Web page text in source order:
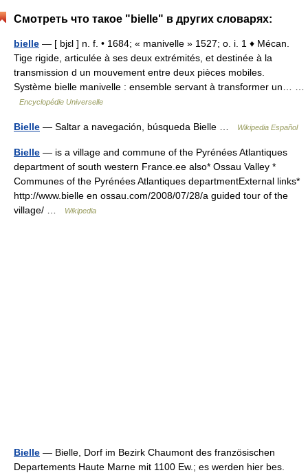
Смотреть что такое "bielle" в других словарях:
bielle — [ bjɛl ] n. f. • 1684; « manivelle » 1527; o. i. 1 ♦ Mécan.
Tige rigide, articulée à ses deux extrémités, et destinée à la
transmission d un mouvement entre deux pièces mobiles.
Système bielle manivelle : ensemble servant à transformer un… …
Encyclopédie Universelle
Bielle — Saltar a navegación, búsqueda Bielle … Wikipedia Español
Bielle — is a village and commune of the Pyrénées Atlantiques
department of south western France.ee also* Ossau Valley *
Communes of the Pyrénées Atlantiques departmentExternal links*
http://www.bielle en ossau.com/2008/07/28/a guided tour of the
village/ …
Wikipedia
Bielle — Bielle, Dorf im Bezirk Chaumont des französischen
Departements Haute Marne mit 1100 Ew.; es werden hier bes.